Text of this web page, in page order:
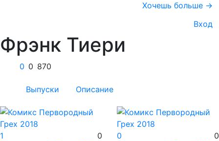
Хочешь больше →
Вход
Фрэнк Тиери
0 0 870
Выпуски Описание
1
0
0
0